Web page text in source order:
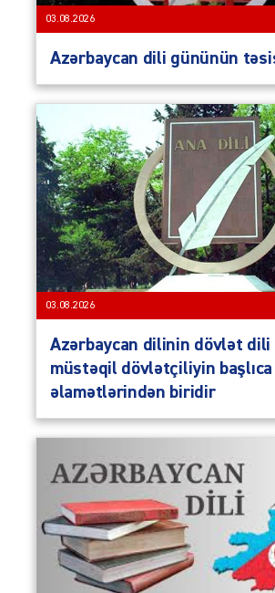
03.08.2026
Azərbaycan dili gününün
03.08.2026
Azərbaycan dilinin dövlət dili
müstəqil dövlətçiliyin başlıca
əlamətlərindən biridir